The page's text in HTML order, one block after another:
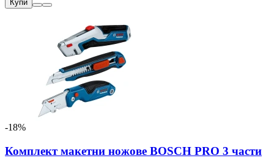
Купи
-18%
Комплект макетни ножове BOSCH PRO 3 части